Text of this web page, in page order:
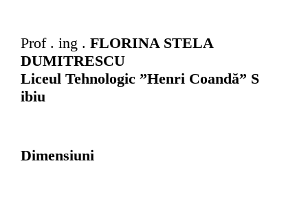
Prof . ing . FLORINA STELA
DUMITRESCU
Liceul Tehnologic ”Henri Coandă” S
ibiu
Dimensiuni